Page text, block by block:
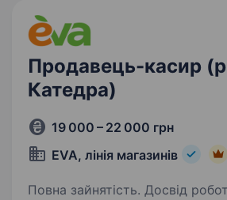
Продавець-касир
Катедра)
19 000 – 22 000 грн
EVA, лінія магазинів
Повна зайнятість. Досвід